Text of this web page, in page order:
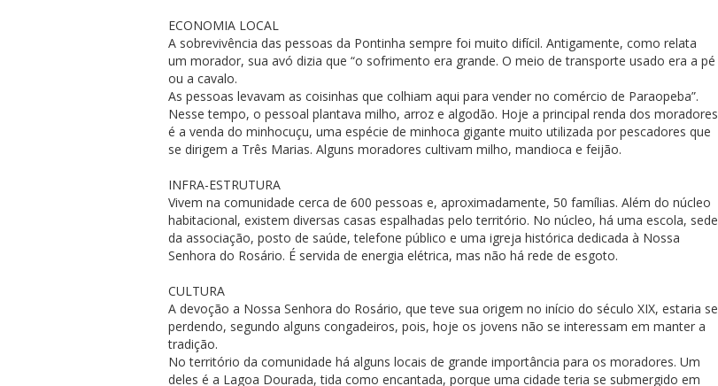
ECONOMIA LOCAL
A sobrevivência das pessoas da Pontinha sempre foi muito difícil. Antigamente, como relata
um morador, sua avó dizia que “o sofrimento era grande. O meio de transporte usado era a pé
ou a cavalo.
As pessoas levavam as coisinhas que colhiam aqui para vender no comércio de Paraopeba”.
Nesse tempo, o pessoal plantava milho, arroz e algodão. Hoje a principal renda dos moradores
é a venda do minhocuçu, uma espécie de minhoca gigante muito utilizada por pescadores que
se dirigem a Três Marias. Alguns moradores cultivam milho, mandioca e feijão.
INFRA-ESTRUTURA
Vivem na comunidade cerca de 600 pessoas e, aproximadamente, 50 famílias. Além do núcleo
habitacional, existem diversas casas espalhadas pelo território. No núcleo, há uma escola, sede
da associação, posto de saúde, telefone público e uma igreja histórica dedicada à Nossa
Senhora do Rosário. É servida de energia elétrica, mas não há rede de esgoto.
CULTURA
A devoção a Nossa Senhora do Rosário, que teve sua origem no início do século XIX, estaria se
perdendo, segundo alguns congadeiros, pois, hoje os jovens não se interessam em manter a
tradição.
No território da comunidade há alguns locais de grande importância para os moradores. Um
deles é a Lagoa Dourada, tida como encantada, porque uma cidade teria se submergido em